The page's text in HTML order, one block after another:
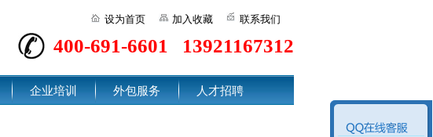
设为首页 加入收藏 联系我们
400-691-6601 13921167312
企业培训 外包服务 人才招聘